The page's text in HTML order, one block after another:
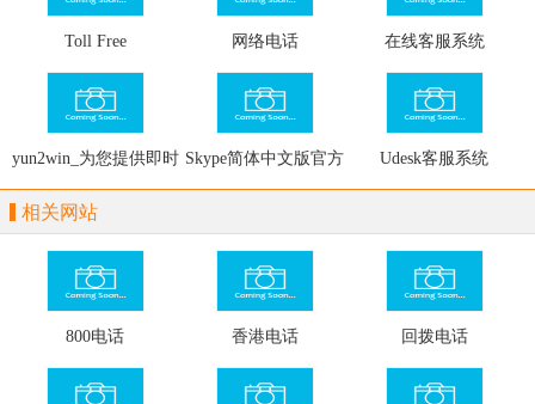
Toll Free 网络电话 在线客服系统
yun2win_为您提供即时
通讯云、融合通讯云服
包含im、基于webrtc下
Skype简体中文版官方 Udesk客服系统
相关网站
800电话 香港电话 回拨电话